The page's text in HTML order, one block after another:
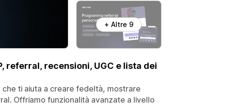
+ Altre 9
referral, recensioni, UGC e lista dei
ti aiuta a creare fedeltà, mostrare
Offriamo funzionalità avanzate a livello